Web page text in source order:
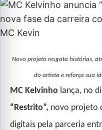
Novo projeto resgata histórias,
do artista e reforça sua
MC Kelvinho lança, no
“Restrito”, novo projeto
digitais pela parceria